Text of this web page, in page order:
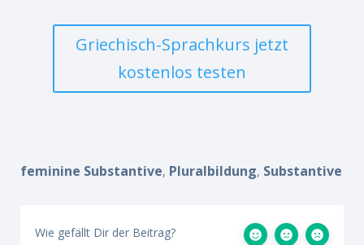
Griechisch-Sprachkurs jetzt
kostenlos testen
feminine Substantive, Pluralbildung, Substantive
Wie gefällt Dir der Beitrag?